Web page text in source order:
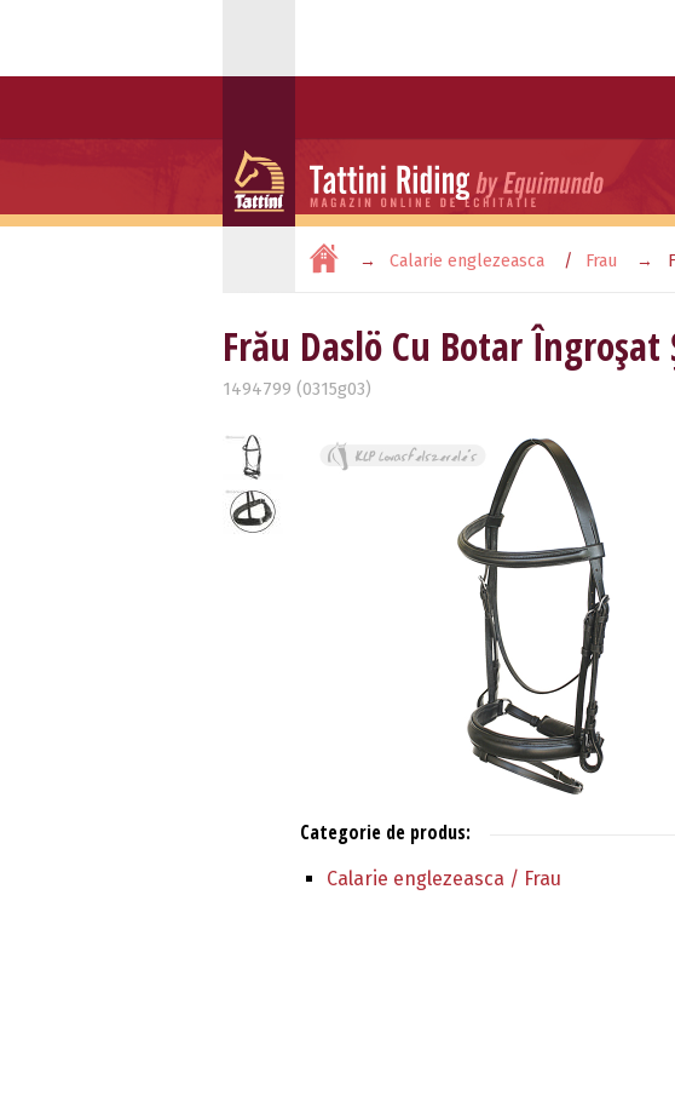
Calarie englezeasca Frau
Frău Daslö Cu Botar
1494799 (0315g03)
Categorie de produs:
Calarie englezeasca / Frau